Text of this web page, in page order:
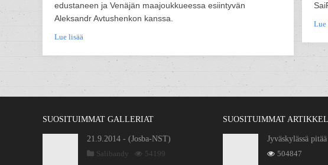
edustaneen ja Venäjän maajoukkueessa esiintyvän
Aleksandr Avtushenkon kanssa.
Lue lisää
Lue
SUOSITUIMMAT GALLERIAT
21.9.2014 - (Josba-NST)
Salibandy
54199
SUOSITUIMMAT
Jyväskylässä
504847